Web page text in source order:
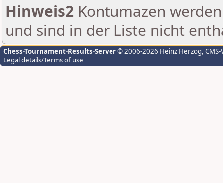
Hinweis2 Kontumazen
und sind in der Liste nicht
Chess-Tournament-Results-Server© 2006-2026 Heinz Herzog,
Legal details/Terms of use